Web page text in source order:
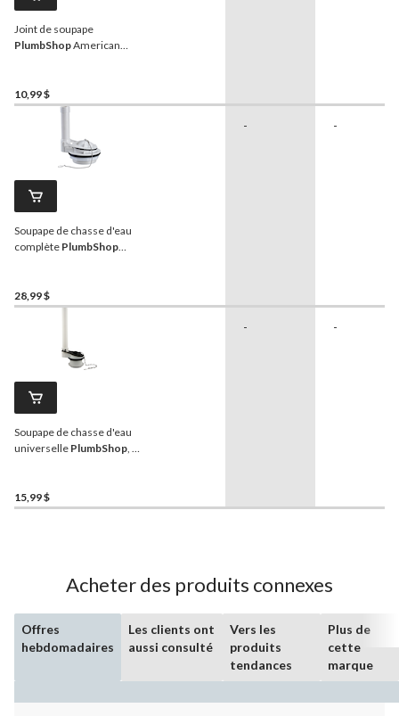
Joint de soupape
PlumbShopAmerican
10,99 $
Soupape de chasse d'eau
complète PlumbShop
28,99 $
- -
Soupape de chasse d'eau
universelle PlumbShop, 2
15,99 $
- -
Acheter des produits connexes
Offres
hebdomadaires
Les clients ont
aussi consulté
Vers les
produits
tendances
Plus de
cette
marque